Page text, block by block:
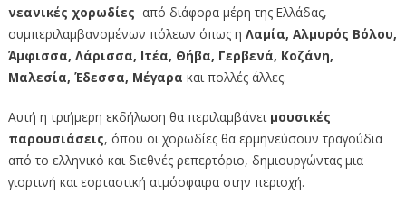
νεανικές χορωδίες από διάφορα μέρη της Ελλάδας,
συμπεριλαμβανομένων πόλεων όπως η Λαμία, Αλμυρός Βόλου,
Άμφισσα, Λάρισσα, Ιτέα, Θήβα, Γερβενά, Κοζάνη,
Μαλεσία, Έδεσσα, Μέγαρα και πολλές άλλες.
Αυτή η τριήμερη εκδήλωση θα περιλαμβάνει μουσικές
παρουσιάσεις, όπου οι χορωδίες θα ερμηνεύσουν τραγούδια
από το ελληνικό και διεθνές ρεπερτόριο, δημιουργώντας μια
γιορτινή και εορταστική ατμόσφαιρα στην περιοχή.